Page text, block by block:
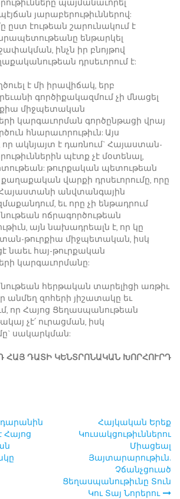
յարաբերութիւններով:
ըստ էութեան շարունակում է
ենթարկել
ինչն իր բնոյթով
դրսեւորում է:
է մի իրավիճակ, երբ
գործիքակազմում չի մնացել
միջպետական
կարգաւորման գործընթացի վրայ
հնարաւորութիւն: Այս
որ ակնյայտ է դառնում` Հայաստան-
պէտք չէ մօտենալ,
թուրքական պետութեան
վարքի դրսեւորումը, որը
անվտանգային
եւ որը չի ենթադրում
ոճրագործութեան
այն նախադրեալն է, որ կը
թուրքիա միջպետական, իսկ
նաեւ հայ-թուրքական
կարգաւորմանը:
հերթական տարելիցի առթիւ
անմեղ զոհերի յիշատակը եւ
որ Հայոց Ցեղասպանութեան
չէ՛ ուրացման, իսկ
սակարկման:
ՀԱՅ ԴԱՏԻ ԿԵՆՏՐՈՆԱԿԱՆ ԽՈՐՀՈՒՐԴ
Հայոց
Հայկական Երեք
Կուսակցութիւններու
Միացեալ
Յայտարարութիւն.
Չճանչցուած
Ցեղասպանութիւնը Տուն
Կու Տայ Նորերու